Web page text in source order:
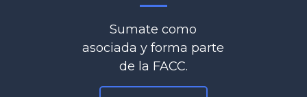
Sumate como
asociada y forma parte
de la FACC.